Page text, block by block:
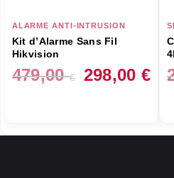
ALARME ANTI-INTRUSION
Kit d’Alarme Sans Fil
Hikvision
479,00€
Le
prix
298,00 €Le
prix